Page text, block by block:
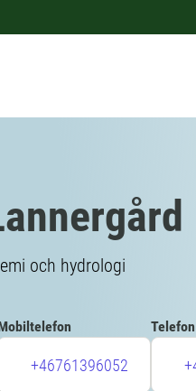
och hydrologi
+46761396052
Telefon